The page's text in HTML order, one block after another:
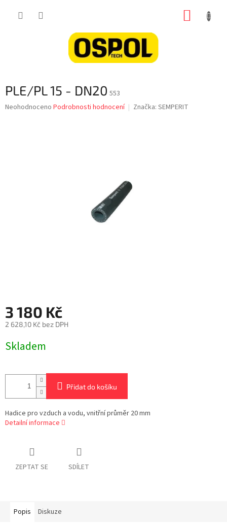
PLE/PL 15 - DN20 553
Průměrné
Neohodnoceno Podrobnosti hodnocení Značka: SEMPERIT
3 180 Kč
2 628,10 Kč bez DPH
cena:
Skladem
Přidat do košíku
Hadice pro vzduch a vodu, vnitřní průměr 20 mm
Detailní informace
ZEPTAT SE SDÍLET
Popis Diskuze